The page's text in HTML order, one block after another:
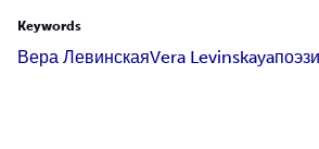
Keywords
Вера ЛевинскаяVera Levinskaya